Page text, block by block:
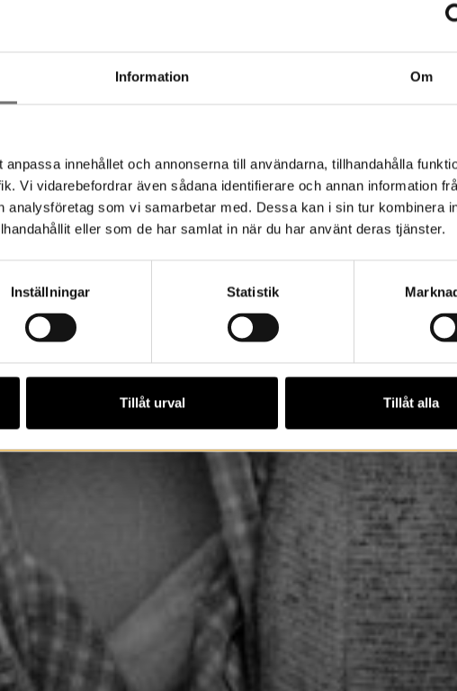
Information Om
innehållet och annonserna till användarna, tillhandahålla
Vi vidarebefordrar även sådana identifierare och annan information
analysföretag som vi samarbetar med. Dessa kan i sin tur kombinera
eller som de har samlat in när du har använt deras tjänster.
Inställningar Statistik
Tillåt urval Tillåt alla